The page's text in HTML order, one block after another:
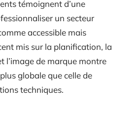
témoignent d’une
un secteur
accessible mais
mis sur la planification, la
l’image de marque montre
globale que celle de
techniques.